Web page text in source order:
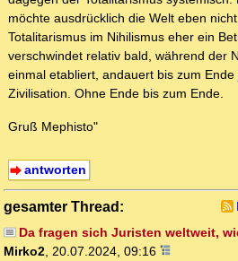
möchte ausdrücklich die Welt eben
Totalitarismus im Nihilismus eher ein
verschwindet relativ bald, während der
einmal etabliert, andauert bis zum
Zivilisation. Ohne Ende bis zum Ende.
Gruß Mephisto"
antworten
gesamter Thread:
Da fragen sich Juristen weltweit,
Mirko2, 20.07.2024, 09:16